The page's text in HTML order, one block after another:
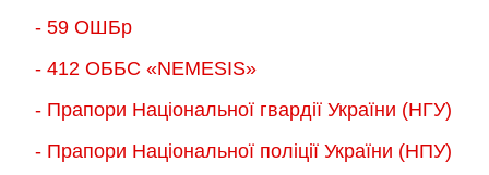
- 59 ОШБр
- 412 ОББС «NEMESIS»
- Прапори Національної гвардії України (НГУ)
- Прапори Національної поліції України (НПУ)